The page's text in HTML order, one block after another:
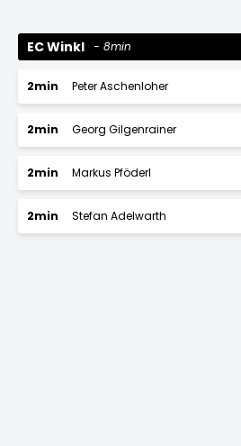
EC Winkl 8min
2min Peter Aschenloher
2min Georg Gilgenrainer
2min Markus Pföderl
2min Stefan Adelwarth